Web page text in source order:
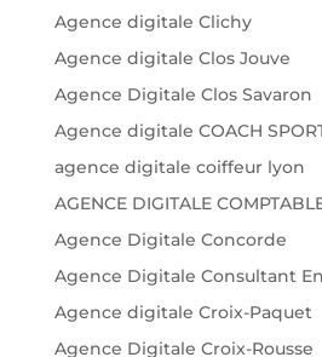
Agence digitale Clichy
Agence digitale Clos Jouve
Agence Digitale Clos Savaron
Agence digitale COACH
agence digitale coiffeur lyon
AGENCE DIGITALE
Agence Digitale Concorde
Agence Digitale Consultant
Agence digitale Croix-Paquet
Agence Digitale Croix-Rousse